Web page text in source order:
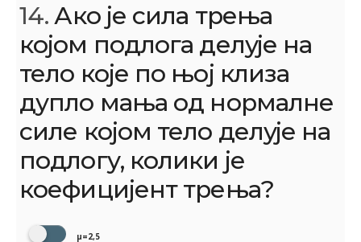
14.Ако је сила трења
којом подлога делује на
тело које по њој клиза
дупло мања од нормалне
силе којом тело делује на
подлогу, колики је
коефицијент трења?
μ=2,5